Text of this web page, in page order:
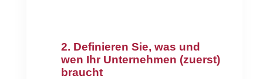
2. Definieren Sie, was und
wen Ihr Unternehmen (zuerst)
braucht